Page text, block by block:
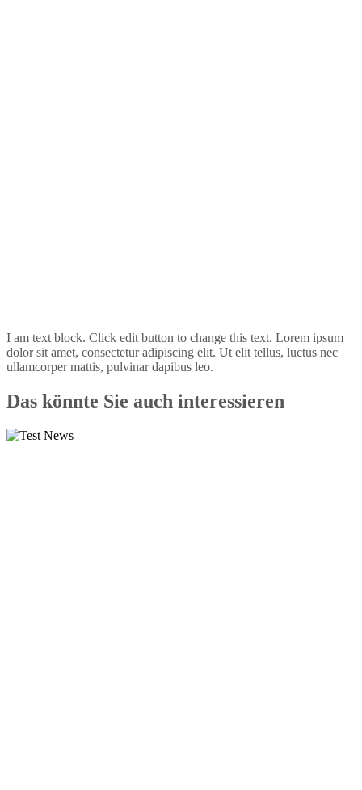
I am text block. Click edit button to change this text. Lorem ipsum
dolor sit amet, consectetur adipiscing elit. Ut elit tellus, luctus nec
ullamcorper mattis, pulvinar dapibus leo.
Das könnte Sie auch interessieren